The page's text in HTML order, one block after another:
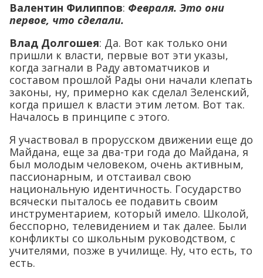
Валентин Филиппов: Февраля. Это они
первое, что сделали.
Влад Долгошея: Да. Вот как только они
пришли к власти, первые вот эти указы,
когда загнали в Раду автоматчиков и
составом прошлой Рады они начали клепать
законы, ну, примерно как сделал Зеленский,
когда пришел к власти этим летом. Вот так.
Началось в принципе с этого.
Я участвовал в прорусском движении еще до
Майдана, еще за два-три года до Майдана, я
был молодым человеком, очень активным,
пассионарным, и отстаивал свою
национальную идентичность. Государство
всячески пыталось ее подавить своим
инструментарием, который имело. Школой,
бесспорно, телевидением и так далее. Были
конфликты со школьным руководством, с
учителями, позже в училище. Ну, что есть, то
есть.